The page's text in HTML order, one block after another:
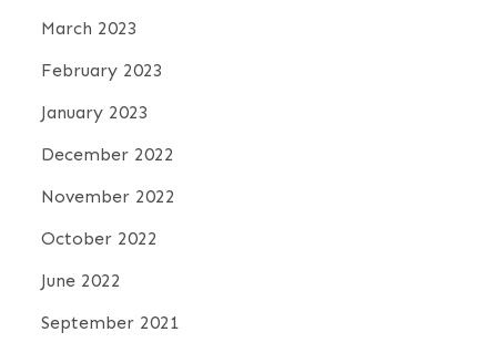
March 2023
February 2023
January 2023
December 2022
November 2022
October 2022
June 2022
September 2021